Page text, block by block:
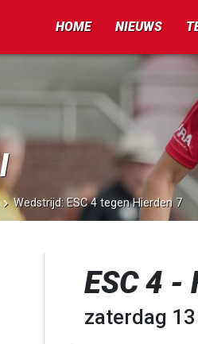
HOME NIEUWS
Wedstrijd: ESC 4 tegen Hierden 7
ESC 4 -
zaterdag